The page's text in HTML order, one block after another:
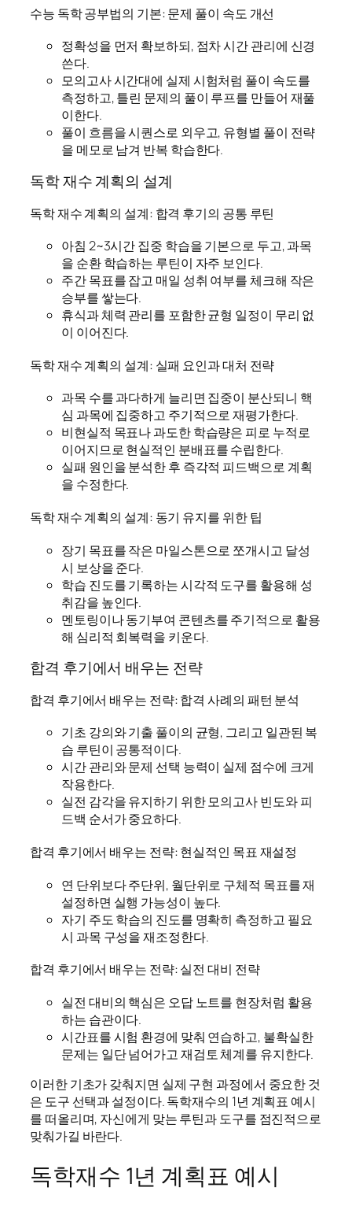
수능 독학 공부법의 기본: 문제 풀이 속도 개선
정확성을 먼저 확보하되, 점차 시간 관리에 신경
쓴다.
모의고사 시간대에 실제 시험처럼 풀이 속도를
측정하고, 틀린 문제의 풀이 루프를 만들어 재풀
이한다.
풀이 흐름을 시퀀스로 외우고, 유형별 풀이 전략
을 메모로 남겨 반복 학습한다.
독학 재수 계획의 설계
독학 재수 계획의 설계: 합격 후기의 공통 루틴
아침 2~3시간 집중 학습을 기본으로 두고, 과목
을 순환 학습하는 루틴이 자주 보인다.
주간 목표를 잡고 매일 성취 여부를 체크해 작은
승부를 쌓는다.
휴식과 체력 관리를 포함한 균형 일정이 무리 없
이 이어진다.
독학 재수 계획의 설계: 실패 요인과 대처 전략
과목 수를 과다하게 늘리면 집중이 분산되니 핵
심 과목에 집중하고 주기적으로 재평가한다.
비현실적 목표나 과도한 학습량은 피로 누적로
이어지므로 현실적인 분배표를 수립한다.
실패 원인을 분석한 후 즉각적 피드백으로 계획
을 수정한다.
독학 재수 계획의 설계: 동기 유지를 위한 팁
장기 목표를 작은 마일스톤으로 쪼개시고 달성
시 보상을 준다.
학습 진도를 기록하는 시각적 도구를 활용해 성
취감을 높인다.
멘토링이나 동기부여 콘텐츠를 주기적으로 활용
해 심리적 회복력을 키운다.
합격 후기에서 배우는 전략
합격 후기에서 배우는 전략: 합격 사례의 패턴 분석
기초 강의와 기출 풀이의 균형, 그리고 일관된 복
습 루틴이 공통적이다.
시간 관리와 문제 선택 능력이 실제 점수에 크게
작용한다.
실전 감각을 유지하기 위한 모의고사 빈도와 피
드백 순서가 중요하다.
합격 후기에서 배우는 전략: 현실적인 목표 재설정
연 단위보다 주단위, 월단위로 구체적 목표를 재
설정하면 실행 가능성이 높다.
자기 주도 학습의 진도를 명확히 측정하고 필요
시 과목 구성을 재조정한다.
합격 후기에서 배우는 전략: 실전 대비 전략
실전 대비의 핵심은 오답 노트를 현장처럼 활용
하는 습관이다.
시간표를 시험 환경에 맞춰 연습하고, 불확실한
문제는 일단 넘어가고 재검토 체계를 유지한다.
이러한 기초가 갖춰지면 실제 구현 과정에서 중요한 것
은 도구 선택과 설정이다. 독학재수의 1년 계획표 예시
를 떠올리며, 자신에게 맞는 루틴과 도구를 점진적으로
맞춰가길 바란다.
독학재수 1년 계획표 예시